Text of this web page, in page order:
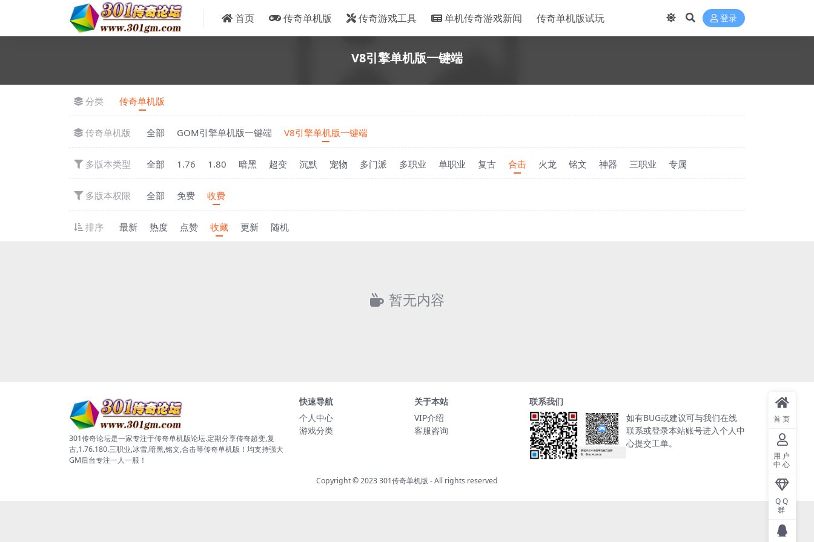
首页 传奇单机版 传奇游戏工具 单机传奇游戏新闻 传奇单机版试玩 登录
V8引擎单机版一键端
分类 传奇单机版
传奇单机版 全部 GOM引擎单机版一键端 V8引擎单机版一键端
多版本类型 全部 1.76 1.80 暗黑 超变 沉默 宠物 多门派 多职业 单职业 复古 合击 火龙 铭文 神器 三职业 专属
多版本权限 全部 免费 收费
排序 最新 热度 点赞 收藏 更新 随机
暂无内容
301传奇论坛是一家专注于传奇单机版论坛.定期分享传奇超变,复
古,1.76.180.三职业,冰雪,暗黑,铭文,合击等传奇单机版！均支持强大
GM后台专注一人一服！
快速导航
个人中心
游戏分类
关于本站
VIP介绍
客服咨询
联系我们
如有BUG或建议可与我们在线
联系或登录本站账号进入个人中
心提交工单。
Copyright © 2023301传奇单机版 - All rights reserved
首页
用户
中心
QQ
群